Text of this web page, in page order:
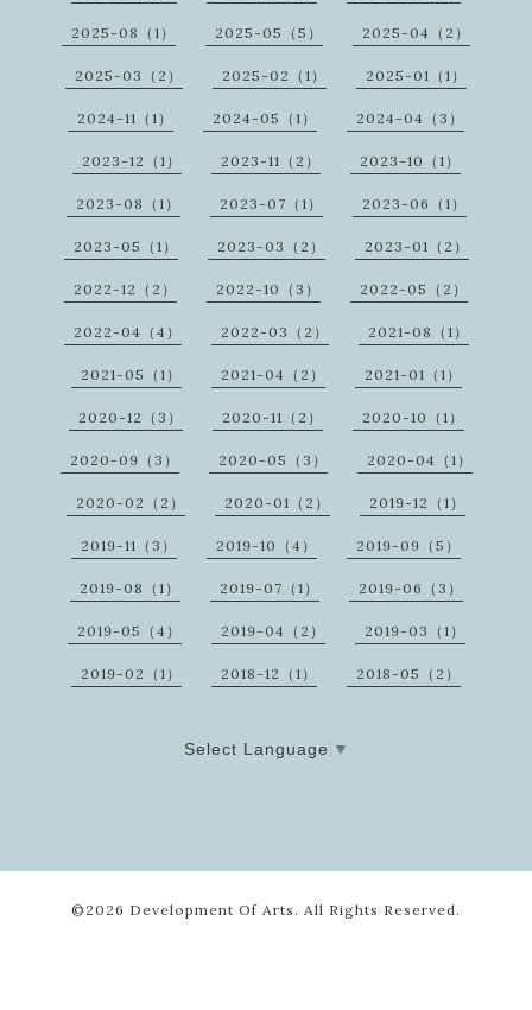
2025-08（1） 2025-05（5） 2025-04（2）
2025-03（2） 2025-02（1） 2025-01（1）
2024-11（1） 2024-05（1） 2024-04（3）
2023-12（1） 2023-11（2） 2023-10（1）
2023-08（1） 2023-07（1） 2023-06（1）
2023-05（1） 2023-03（2） 2023-01（2）
2022-12（2） 2022-10（3） 2022-05（2）
2022-04（4） 2022-03（2） 2021-08（1）
2021-05（1） 2021-04（2） 2021-01（1）
2020-12（3） 2020-11（2） 2020-10（1）
2020-09（3） 2020-05（3） 2020-04（1）
2020-02（2） 2020-01（2） 2019-12（1）
2019-11（3） 2019-10（4） 2019-09（5）
2019-08（1） 2019-07（1） 2019-06（3）
2019-05（4） 2019-04（2） 2019-03（1）
2019-02（1） 2018-12（1） 2018-05（2）
Select Language ▼
©2026 Development Of Arts . All Rights Reserved.